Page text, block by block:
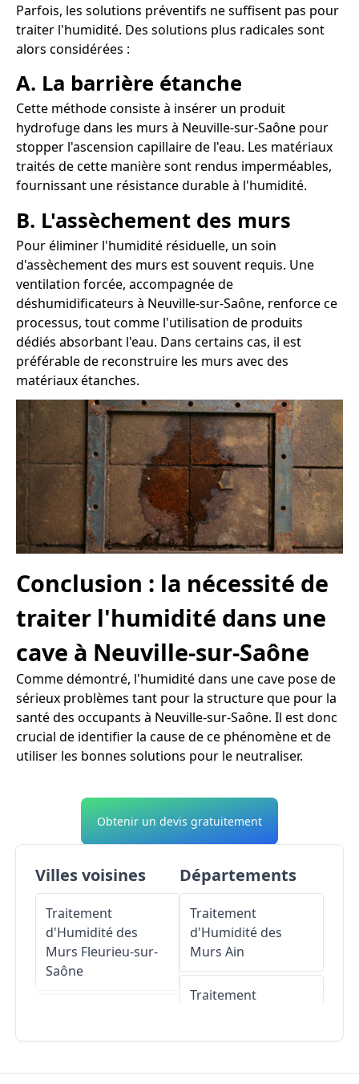
Parfois, les solutions préventifs ne suffisent pas pour
traiter l'humidité. Des solutions plus radicales sont
alors considérées :
A. La barrière étanche
Cette méthode consiste à insérer un produit
hydrofuge dans les murs à Neuville-sur-Saône pour
stopper l'ascension capillaire de l'eau. Les matériaux
traités de cette manière sont rendus imperméables,
fournissant une résistance durable à l'humidité.
B. L'assèchement des murs
Pour éliminer l'humidité résiduelle, un soin
d'assèchement des murs est souvent requis. Une
ventilation forcée, accompagnée de
déshumidificateurs à Neuville-sur-Saône, renforce ce
processus, tout comme l'utilisation de produits
dédiés absorbant l'eau. Dans certains cas, il est
préférable de reconstruire les murs avec des
matériaux étanches.
Conclusion : la nécessité de
traiter l'humidité dans une
cave à Neuville-sur-Saône
Comme démontré, l'humidité dans une cave pose de
sérieux problèmes tant pour la structure que pour la
santé des occupants à Neuville-sur-Saône. Il est donc
crucial de identifier la cause de ce phénomène et de
utiliser les bonnes solutions pour le neutraliser.
Obtenir un devis gratuitement
Villes voisines
Traitement
d'Humidité des
Murs Fleurieu-sur-
Saône
Départements
Traitement
d'Humidité des
Murs Ain
Traitement
Traitement